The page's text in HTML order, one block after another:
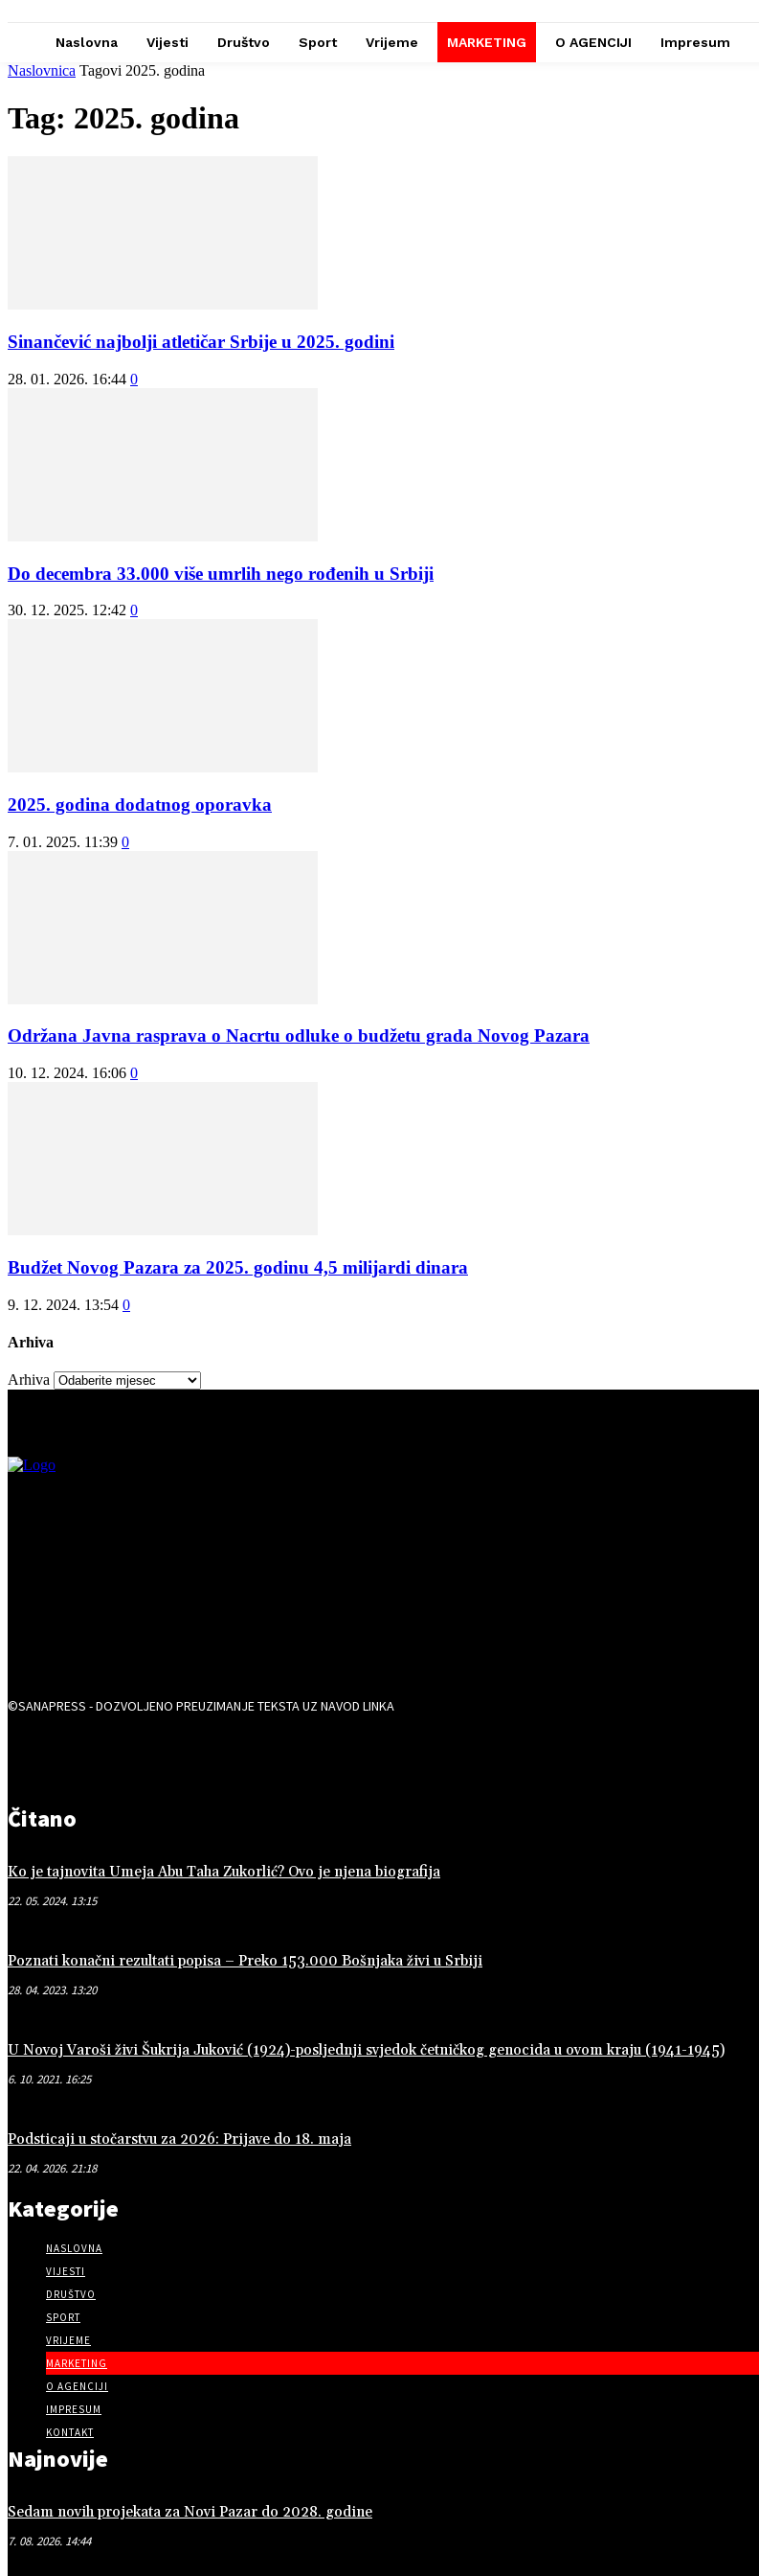
Naslovna Vijesti Društvo Sport Vrijeme MARKETING O AGENCIJI Impresum
Naslovnica Tagovi 2025. godina
Tag: 2025. godina
Sinančević najbolji atletičar Srbije u 2025. godini
28. 01. 2026. 16:44 0
Do decembra 33.000 više umrlih nego rođenih u Srbiji
30. 12. 2025. 12:42 0
2025. godina dodatnog oporavka
7. 01. 2025. 11:39 0
Održana Javna rasprava o Nacrtu odluke o budžetu grada Novog Pazara
10. 12. 2024. 16:06 0
Budžet Novog Pazara za 2025. godinu 4,5 milijardi dinara
9. 12. 2024. 13:54 0
Arhiva
Arhiva
©SANAPRESS - DOZVOLJENO PREUZIMANJE TEKSTA UZ NAVOD LINKA
Čitano
Ko je tajnovita Umeja Abu Taha Zukorlić? Ovo je njena biografija
22. 05. 2024. 13:15
Poznati konačni rezultati popisa – Preko 153.000 Bošnjaka živi u Srbiji
28. 04. 2023. 13:20
U Novoj Varoši živi Šukrija Juković (1924)-posljednji svjedok četničkog genocida u ovom kraju (1941-1945)
6. 10. 2021. 16:25
Podsticaji u stočarstvu za 2026: Prijave do 18. maja
22. 04. 2026. 21:18
Kategorije
NASLOVNA
VIJESTI
DRUŠTVO
SPORT
VRIJEME
MARKETING
O AGENCIJI
IMPRESUM
KONTAKT
Najnovije
Sedam novih projekata za Novi Pazar do 2028. godine
7. 08. 2026. 14:44